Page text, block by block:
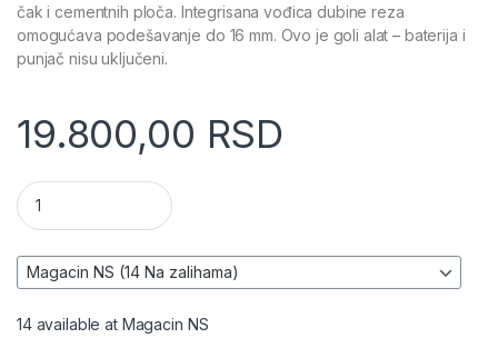
čak i cementnih ploča. Integrisana vođica dubine reza
omogućava podešavanje do 16 mm. Ovo je goli alat – baterija i
punjač nisu uključeni.
19.800,00 RSD
Aku. kompaktna brusilica (76mm), 18V ONE+™ HP - RYOBI
14 available at Magacin NS